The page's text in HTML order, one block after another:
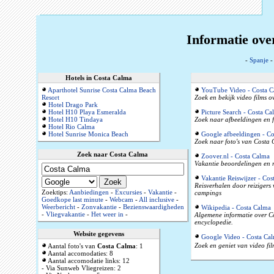
Informatie
- Spanje-
Hotels in Costa Calma
Aparthotel Sunrise Costa Calma Beach
Resort
Hotel Drago Park
Hotel H10 Playa Esmeralda
Hotel H10 Tindaya
Hotel Rio Calma
Hotel Sunrise Monica Beach
Zoek naar Costa Calma
Zoektips: Aanbiedingen- Excursies- Vakantie-
Goedkope last minute- Webcam-All inclusive-
Weerbericht- Zonvakantie- Bezienswaardigheden
- Vliegvakantie- Het weer in-
Website gegevens
Aantal foto's van Costa Calma: 1
Aantal accomodaties: 8
Aantal accomodatie links: 12
- Via Sunweb Vliegreizen: 2
YouTube Video - Costa
Zoek en bekijk video films
Picture Search - Costa
Zoek naar afbeeldingen en
Google afbeeldingen -
Zoek naar foto's van Costa
Zoover.nl - Costa Calma
Vakantie beoordelingen en
Vakantie Reiswijzer -
Reisverhalen door reizigers
campings
Wikipedia - Costa Calma
Algemene informatie over
encyclopedie.
Google Video - Costa
Zoek en geniet van video